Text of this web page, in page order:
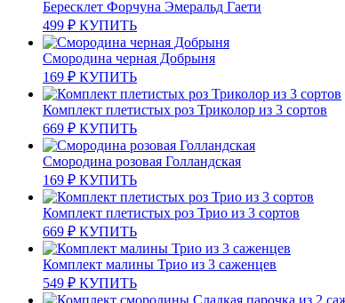
Бересклет Форчуна Эмеральд Гаети
499 ₽ КУПИТЬ
Смородина черная Добрыня
169 ₽ КУПИТЬ
Комплект плетистых роз Триколор из 3 сортов
669 ₽ КУПИТЬ
Смородина розовая Голландская
169 ₽ КУПИТЬ
Комплект плетистых роз Трио из 3 сортов
669 ₽ КУПИТЬ
Комплект малины Трио из 3 саженцев
549 ₽ КУПИТЬ